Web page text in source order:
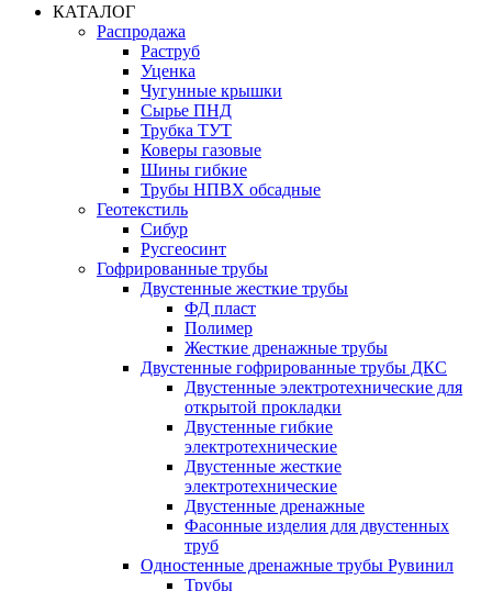
КАТАЛОГ
Распродажа
Раструб
Уценка
Чугунные крышки
Сырье ПНД
Трубка ТУТ
Коверы газовые
Шины гибкие
Трубы НПВХ обсадные
Геотекстиль
Сибур
Русгеосинт
Гофрированные трубы
Двустенные жесткие трубы
ФД пласт
Полимер
Жесткие дренажные трубы
Двустенные гофрированные трубы ДКС
Двустенные электротехнические для
открытой прокладки
Двустенные гибкие
электротехнические
Двустенные жесткие
электротехнические
Двустенные дренажные
Фасонные изделия для двустенных
труб
Одностенные дренажные трубы Рувинил
Трубы